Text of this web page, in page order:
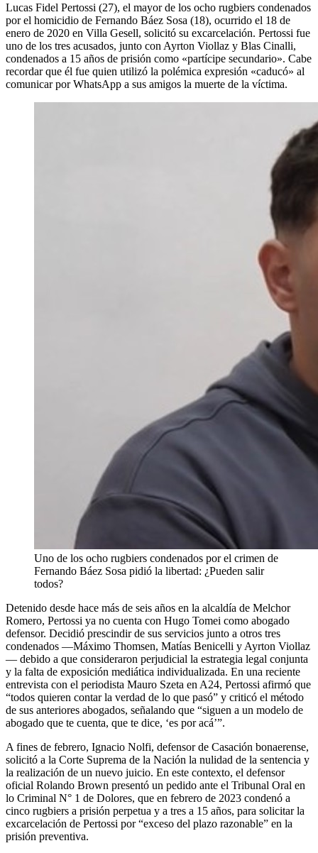
Lucas Fidel Pertossi (27), el mayor de los ocho rugbiers condenados
por el homicidio de Fernando Báez Sosa (18), ocurrido el 18 de
enero de 2020 en Villa Gesell, solicitó su excarcelación. Pertossi fue
uno de los tres acusados, junto con Ayrton Viollaz y Blas Cinalli,
condenados a 15 años de prisión como «partícipe secundario». Cabe
recordar que él fue quien utilizó la polémica expresión «caducó» al
comunicar por WhatsApp a sus amigos la muerte de la víctima.
Uno de los ocho rugbiers condenados por el crimen de
Fernando Báez Sosa pidió la libertad: ¿Pueden salir
todos?
Detenido desde hace más de seis años en la alcaldía de Melchor
Romero, Pertossi ya no cuenta con Hugo Tomei como abogado
defensor. Decidió prescindir de sus servicios junto a otros tres
condenados —Máximo Thomsen, Matías Benicelli y Ayrton Viollaz
— debido a que consideraron perjudicial la estrategia legal conjunta
y la falta de exposición mediática individualizada. En una reciente
entrevista con el periodista Mauro Szeta en A24, Pertossi afirmó que
“todos quieren contar la verdad de lo que pasó” y criticó el método
de sus anteriores abogados, señalando que “siguen a un modelo de
abogado que te cuenta, que te dice, ‘es por acá’”.
A fines de febrero, Ignacio Nolfi, defensor de Casación bonaerense,
solicitó a la Corte Suprema de la Nación la nulidad de la sentencia y
la realización de un nuevo juicio. En este contexto, el defensor
oficial Rolando Brown presentó un pedido ante el Tribunal Oral en
lo Criminal N° 1 de Dolores, que en febrero de 2023 condenó a
cinco rugbiers a prisión perpetua y a tres a 15 años, para solicitar la
excarcelación de Pertossi por “exceso del plazo razonable” en la
prisión preventiva.